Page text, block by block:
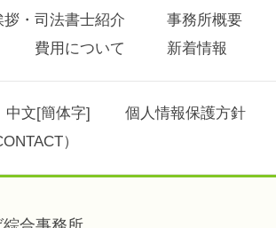
拶・司法書士紹介
事務所概要
費用について 新着情報
中文[簡体字]
個人情報保護方針
）